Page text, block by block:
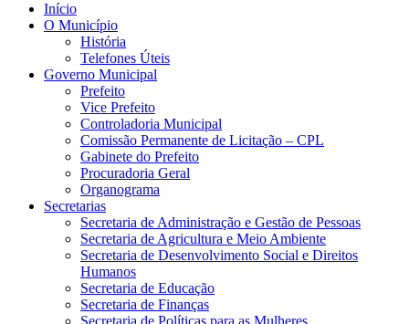
Início
O Município
História
Telefones Úteis
Governo Municipal
Prefeito
Vice Prefeito
Controladoria Municipal
Comissão Permanente de Licitação – CPL
Gabinete do Prefeito
Procuradoria Geral
Organograma
Secretarias
Secretaria de Administração e Gestão de Pessoas
Secretaria de Agricultura e Meio Ambiente
Secretaria de Desenvolvimento Social e Direitos
Humanos
Secretaria de Educação
Secretaria de Finanças
Secretaria de Políticas para as Mulheres